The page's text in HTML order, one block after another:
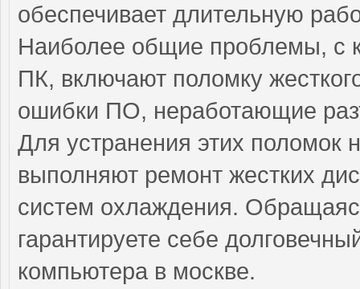
обеспечивает длительную
Наиболее общие проблемы, с
ПК, включают поломку
ошибки ПО, неработающие
Для устранения этих
выполняют ремонт жестких
систем охлаждения.
гарантируете себе
компьютера в москве.